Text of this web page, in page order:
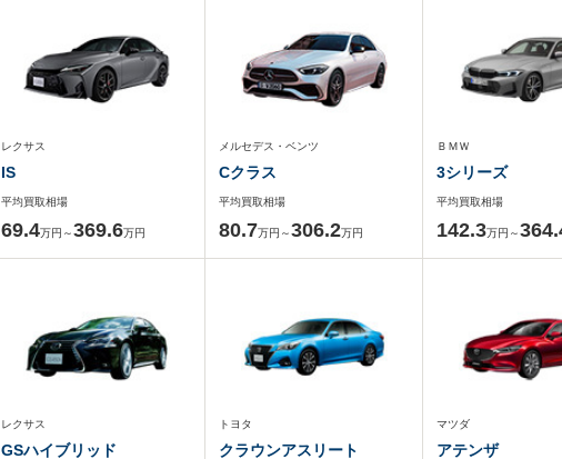
レクサス
IS
平均買取相場
69.4万円～369.6万円
メルセデス・ベンツ
Cクラス
平均買取相場
80.7万円～306.2万円
ＢＭＷ
3シリーズ
平均買取相場
142.3万円～
レクサス
GSハイブリッド
トヨタ
クラウンアスリート
マツダ
アテンザ